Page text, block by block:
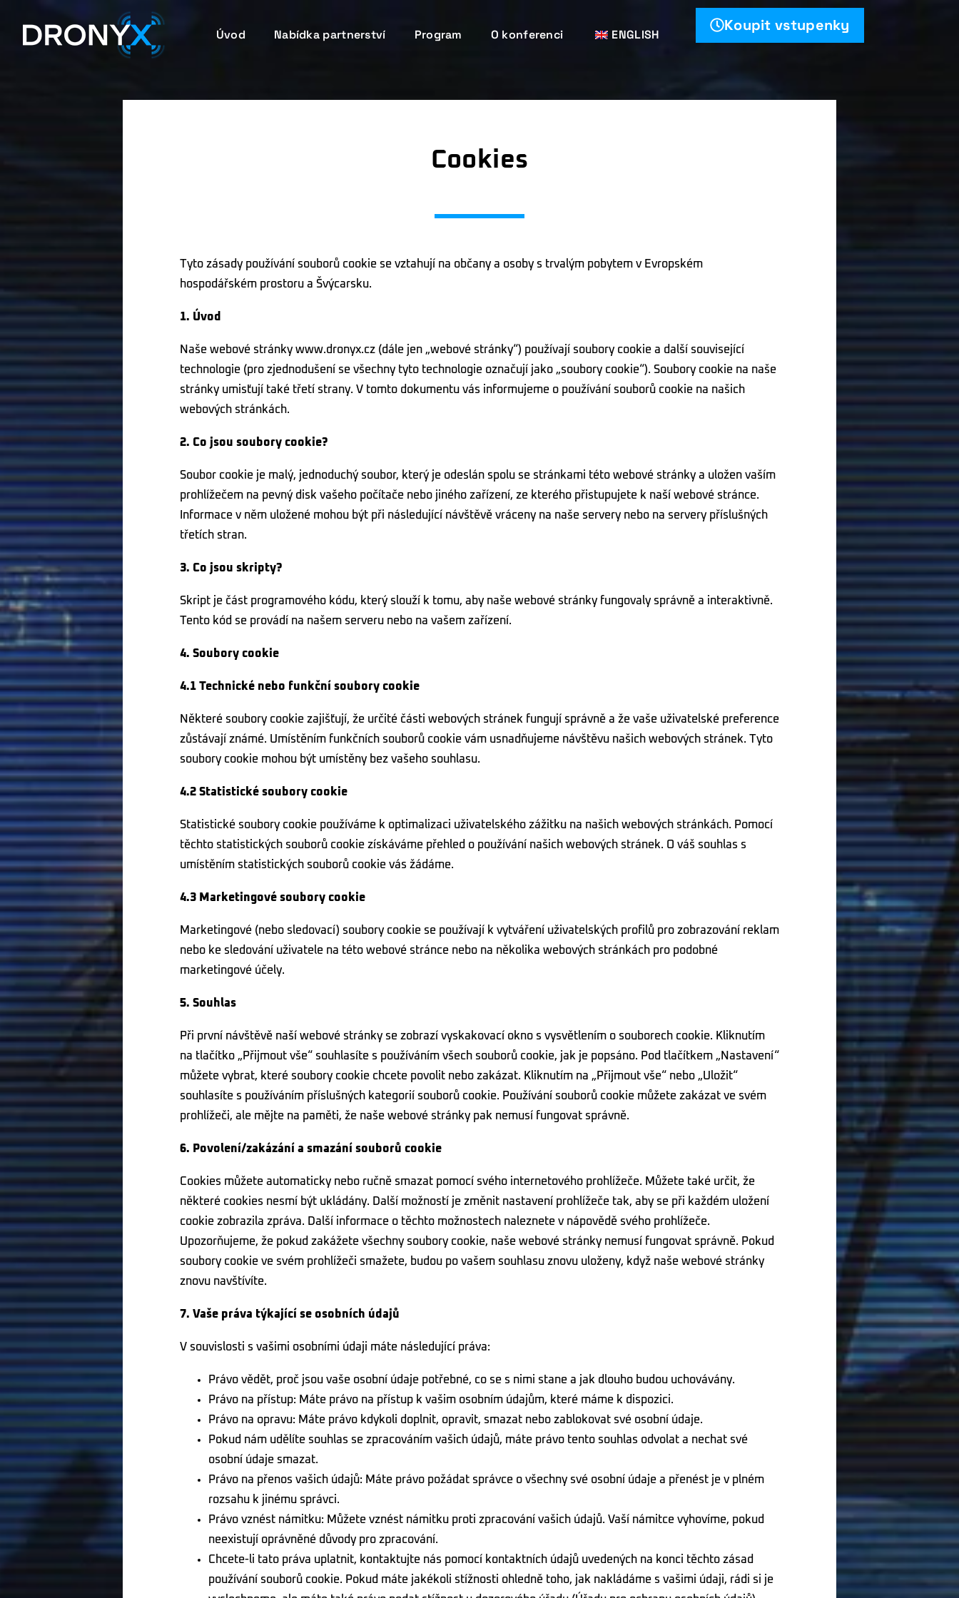
Úvod Nabídka partnerství Program O konferenci ENGLISH
Koupit vstupenky
Cookies
Tyto zásady používání souborů cookie se vztahují na občany a osoby s trvalým pobytem v Evropském
hospodářském prostoru a Švýcarsku.
1. Úvod
Naše webové stránky www.dronyx.cz (dále jen „webové stránky“) používají soubory cookie a další související
technologie (pro zjednodušení se všechny tyto technologie označují jako „soubory cookie“). Soubory cookie na naše
stránky umisťují také třetí strany. V tomto dokumentu vás informujeme o používání souborů cookie na našich
webových stránkách.
2. Co jsou soubory cookie?
Soubor cookie je malý, jednoduchý soubor, který je odeslán spolu se stránkami této webové stránky a uložen vaším
prohlížečem na pevný disk vašeho počítače nebo jiného zařízení, ze kterého přistupujete k naší webové stránce.
Informace v něm uložené mohou být při následující návštěvě vráceny na naše servery nebo na servery příslušných
třetích stran.
3. Co jsou skripty?
Skript je část programového kódu, který slouží k tomu, aby naše webové stránky fungovaly správně a interaktivně.
Tento kód se provádí na našem serveru nebo na vašem zařízení.
4. Soubory cookie
4.1 Technické nebo funkční soubory cookie
Některé soubory cookie zajišťují, že určité části webových stránek fungují správně a že vaše uživatelské preference
zůstávají známé. Umístěním funkčních souborů cookie vám usnadňujeme návštěvu našich webových stránek. Tyto
soubory cookie mohou být umístěny bez vašeho souhlasu.
4.2 Statistické soubory cookie
Statistické soubory cookie používáme k optimalizaci uživatelského zážitku na našich webových stránkách. Pomocí
těchto statistických souborů cookie získáváme přehled o používání našich webových stránek. O váš souhlas s
umístěním statistických souborů cookie vás žádáme.
4.3 Marketingové soubory cookie
Marketingové (nebo sledovací) soubory cookie se používají k vytváření uživatelských profilů pro zobrazování reklam
nebo ke sledování uživatele na této webové stránce nebo na několika webových stránkách pro podobné
marketingové účely.
5. Souhlas
Při první návštěvě naší webové stránky se zobrazí vyskakovací okno s vysvětlením o souborech cookie. Kliknutím
na tlačítko „Přijmout vše“ souhlasíte s používáním všech souborů cookie, jak je popsáno. Pod tlačítkem „Nastavení“
můžete vybrat, které soubory cookie chcete povolit nebo zakázat. Kliknutím na „Přijmout vše“ nebo „Uložit“
souhlasíte s používáním příslušných kategorií souborů cookie. Používání souborů cookie můžete zakázat ve svém
prohlížeči, ale mějte na paměti, že naše webové stránky pak nemusí fungovat správně.
6. Povolení/zakázání a smazání souborů cookie
Cookies můžete automaticky nebo ručně smazat pomocí svého internetového prohlížeče. Můžete také určit, že
některé cookies nesmí být ukládány. Další možností je změnit nastavení prohlížeče tak, aby se při každém uložení
cookie zobrazila zpráva. Další informace o těchto možnostech naleznete v nápovědě svého prohlížeče.
Upozorňujeme, že pokud zakážete všechny soubory cookie, naše webové stránky nemusí fungovat správně. Pokud
soubory cookie ve svém prohlížeči smažete, budou po vašem souhlasu znovu uloženy, když naše webové stránky
znovu navštívíte.
7. Vaše práva týkající se osobních údajů
V souvislosti s vašimi osobními údaji máte následující práva:
Právo vědět, proč jsou vaše osobní údaje potřebné, co se s nimi stane a jak dlouho budou uchovávány.
Právo na přístup: Máte právo na přístup k vašim osobním údajům, které máme k dispozici.
Právo na opravu: Máte právo kdykoli doplnit, opravit, smazat nebo zablokovat své osobní údaje.
Pokud nám udělíte souhlas se zpracováním vašich údajů, máte právo tento souhlas odvolat a nechat své
osobní údaje smazat.
Právo na přenos vašich údajů: Máte právo požádat správce o všechny své osobní údaje a přenést je v plném
rozsahu k jinému správci.
Právo vznést námitku: Můžete vznést námitku proti zpracování vašich údajů. Vaší námitce vyhovíme, pokud
neexistují oprávněné důvody pro zpracování.
Chcete-li tato práva uplatnit, kontaktujte nás pomocí kontaktních údajů uvedených na konci těchto zásad
používání souborů cookie. Pokud máte jakékoli stížnosti ohledně toho, jak nakládáme s vašimi údaji, rádi si je